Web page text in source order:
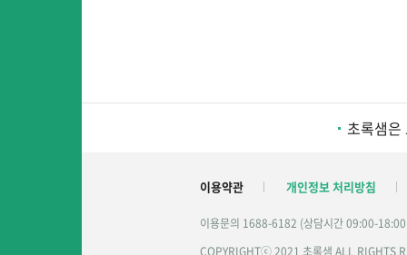
초록샘은
이용약관 개인정보 처리방침
이용문의 1688-6182 (상담시간 09:00-
COPYRIGHTⓒ 2021 초록샘 ALL RIGHTS